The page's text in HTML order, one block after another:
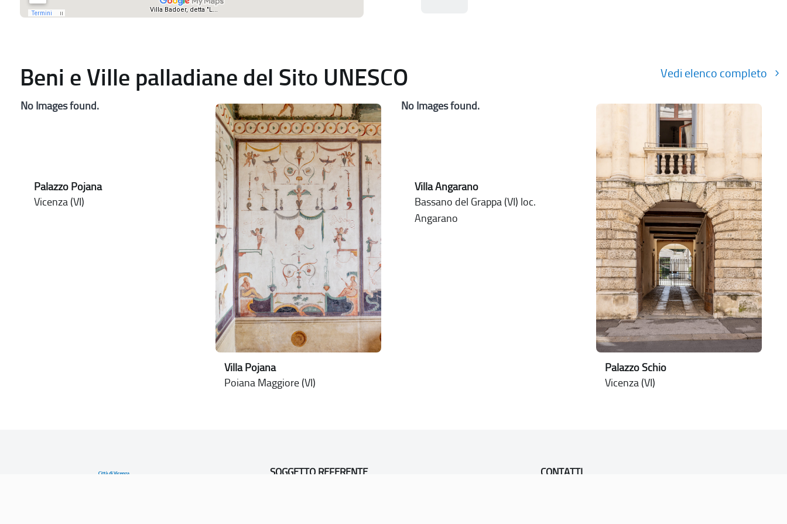
Beni e Ville palladiane del Sito UNESCO Vedi elenco completo
No Images found.
Palazzo Pojana
Vicenza (VI)
Villa Pojana
Poiana Maggiore (VI)
No Images found.
Villa Angarano
Bassano del Grappa (VI) loc.
Angarano
Palazzo Schio
Vicenza (VI)
SOGGETTO REFERENTE CONTATTI